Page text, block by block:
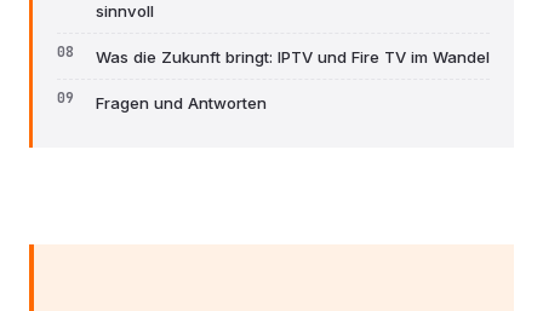
sinnvoll
Was die Zukunft bringt: IPTV und Fire TV im Wandel
Fragen und Antworten